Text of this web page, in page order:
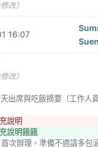
改）
16:07
Suen
改）
說明
說明餓餓